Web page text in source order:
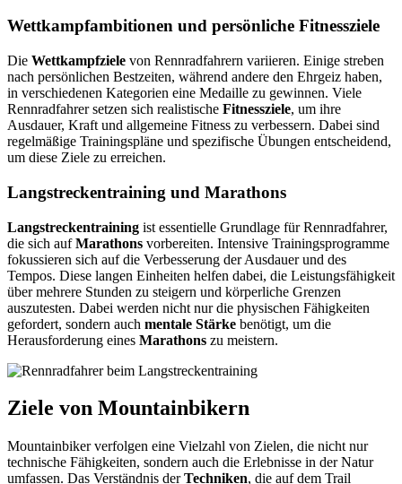
Wettkampfambitionen und persönliche Fitnessziele
Die Wettkampfziele von Rennradfahrern variieren. Einige streben
nach persönlichen Bestzeiten, während andere den Ehrgeiz haben,
in verschiedenen Kategorien eine Medaille zu gewinnen. Viele
Rennradfahrer setzen sich realistische Fitnessziele, um ihre
Ausdauer, Kraft und allgemeine Fitness zu verbessern. Dabei sind
regelmäßige Trainingspläne und spezifische Übungen entscheidend,
um diese Ziele zu erreichen.
Langstreckentraining und Marathons
Langstreckentraining ist essentielle Grundlage für Rennradfahrer,
die sich aufMarathons vorbereiten. Intensive Trainingsprogramme
fokussieren sich auf die Verbesserung der Ausdauer und des
Tempos. Diese langen Einheiten helfen dabei, die Leistungsfähigkeit
über mehrere Stunden zu steigern und körperliche Grenzen
auszutesten. Dabei werden nicht nur die physischen Fähigkeiten
gefordert, sondern auch mentale Stärke benötigt, um die
Herausforderung eines Marathons zu meistern.
Ziele von Mountainbikern
Mountainbiker verfolgen eine Vielzahl von Zielen, die nicht nur
technische Fähigkeiten, sondern auch die Erlebnisse in der Natur
umfassen. Das Verständnis derTechniken, die auf dem Trail